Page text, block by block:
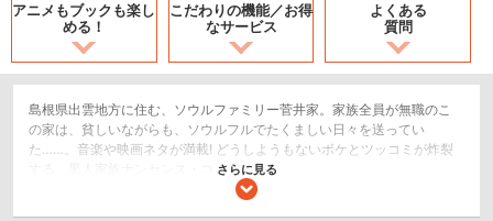
アニメもブックも楽し
める！
こだわりの機能／お得
なサービス
よくある
質問
島根県出雲地方に住む、ソウルファミリー菅井家。家族全員が無職のこ
の家は、貧しいながらも、ソウルフルでたくましい日々を送ってい
た……。音楽や映画ネタが満載! どうしようもないボケとツッコミが炸裂
する、黒人家族ナンセンス・コメディ。
さらに見る